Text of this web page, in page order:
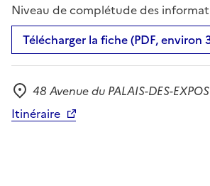
Niveau de complétude des
Télécharger la fiche (PDF, environ
Adresse
48 Avenue du PALAIS-DES-
Itinéraire